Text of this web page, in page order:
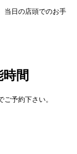
当日の店頭でのお手
間
予約下さい。